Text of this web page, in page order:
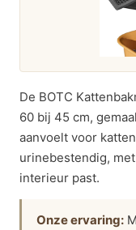
De BOTC
60 bij 45 cm,
aanvoelt voor
urinebestendig,
interieur past.
Onze ervaring: